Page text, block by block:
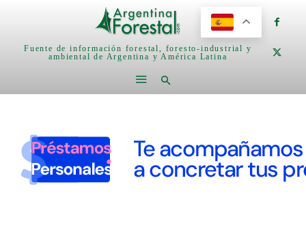
Fuente de información forestal, foresto-industrial y
ambiental de Argentina y América Latina